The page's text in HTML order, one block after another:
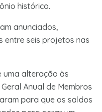
histórico.
anunciados,
entre seis projetos nas
uma alteração às
Anual de Membros
para que os saldos